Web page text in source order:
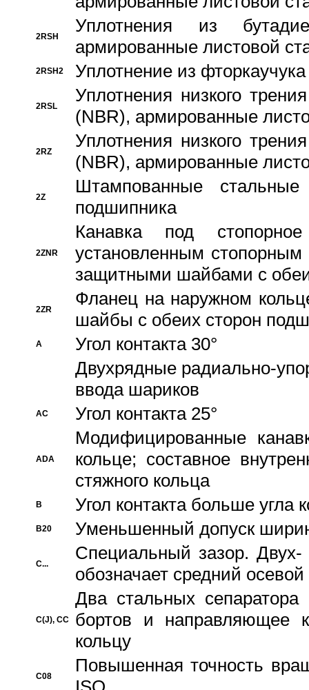
2RSH
Уплотнения из
армированные листовой
2RSH2 Уплотнение из
2RSL
Уплотнения низкого
(NBR), армированные
2RZ
Уплотнения низкого
(NBR), армированные
2Z
Штампованные
подшипника
2ZNR
Канавка под
установленным
защитными шайбами с
2ZR
Фланец на наружном
шайбы с обеих сторон
A
Угол контакта 30°
Двухрядные радиально-
ввода шариков
AC Угол контакта 25°
ADA
Модифицированные
кольце; составное
стяжного кольца
B Угол контакта больше угла
B20 Уменьшенный допуск
C...
Специальный зазор.
обозначает средний
C(J), CC
Два стальных сепаратора
бортов и направляющее
кольцу
C08
Повышенная точность